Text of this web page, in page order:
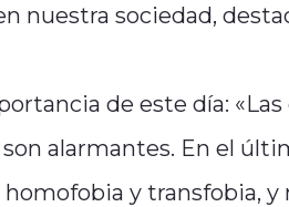
nuestra sociedad,
de este día: «Las
alarmantes. En el
y transfobia, y